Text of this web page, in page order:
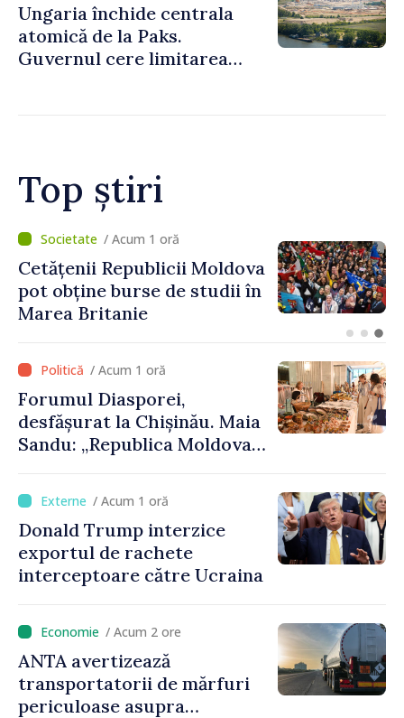
Ungaria închide centrala
atomică de la Paks.
Guvernul cere limitarea
Top știri
/ Acum 37 minute
Speakerul Igor Grosu, la
Forumul Diasporei:
„Republica Moldova
săi de acasă și de peste
hotare, că merită să devină
parte a marii familii
europene”
/ Acum 1 oră
Forumul Diasporei,
desfășurat la Chișinău. Maia
Sandu: „Republica Moldova
iar diaspora poate juca un
rol important în promovarea
și susținerea acestui
parcurs”
/ Acum 1 oră
Donald Trump interzice
exportul de rachete
interceptoare către Ucraina
/ Acum 2 ore
ANTA avertizează
transportatorii de mărfuri
periculoase asupra